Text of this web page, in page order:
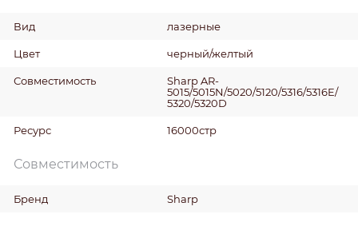
Вид лазерные
Цвет черный/желтый
Совместимость
Sharp AR-
5015/5015N/5020/5120/5316/5316E/
5320/5320D
Ресурс 16000стр
Совместимость
Бренд Sharp